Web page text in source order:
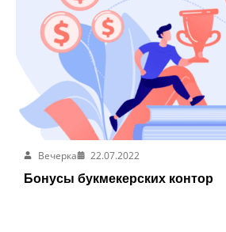
Вечерка
22.07.2022
Бонусы букмекерских контор